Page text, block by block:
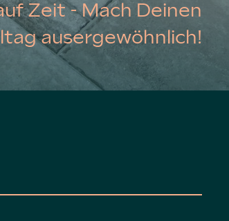
Zeit - Mach Deinen
ausergewöhnlich!